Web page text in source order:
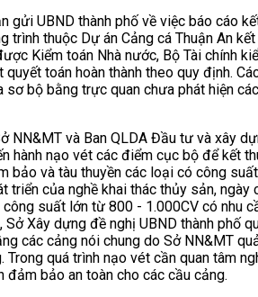
gửi UBND thành phố về việc báo cáo
trình thuộc Dự án Cảng cá Thuận An
Kiểm toán Nhà nước, Bộ Tài chính
toán hoàn thành theo quy định.
bộ bằng trực quan chưa phát hiện
NN&MT và Ban QLDA Đầu tư và xây
hành nạo vét các điểm cục bộ để kết
bảo và tàu thuyền các loại có công
của nghề khai thác thủy sản, ngày
suất lớn từ 800 - 1.000CV có nhu
Xây dựng đề nghị UBND thành phố
các cảng nói chung do Sở NN&MT
quá trình nạo vét cần quan tâm
đảm bảo an toàn cho các cầu cảng.